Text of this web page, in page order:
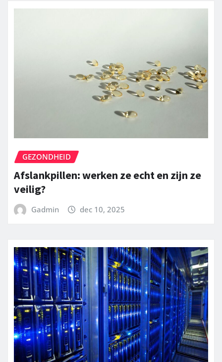
GEZONDHEID
Afslankpillen: werken ze echt en zijn ze
veilig?
Gadmin dec 10, 2025